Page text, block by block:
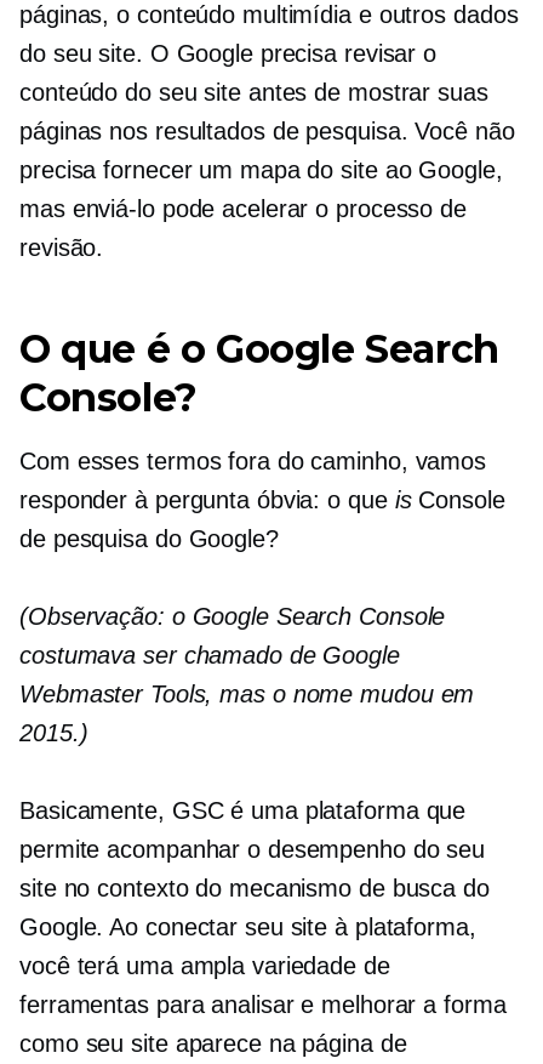
páginas, o conteúdo multimídia e outros dados
do seu site. O Google precisa revisar o
conteúdo do seu site antes de mostrar suas
páginas nos resultados de pesquisa. Você não
precisa fornecer um mapa do site ao Google,
mas enviá-lo pode acelerar o processo de
revisão.
O que é o Google Search
Console?
Com esses termos fora do caminho, vamos
responder à pergunta óbvia: o que isConsole
de pesquisa do Google?
(Observação: o Google Search Console
costumava ser chamado de Google
Webmaster Tools, mas o nome mudou em
2015.)
Basicamente, GSC é uma plataforma que
permite acompanhar o desempenho do seu
site no contexto do mecanismo de busca do
Google. Ao conectar seu site à plataforma,
você terá uma ampla variedade de
ferramentas para analisar e melhorar a forma
como seu site aparece na página de